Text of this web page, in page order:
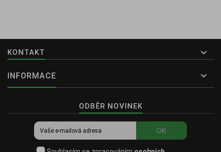
KONTAKT 
INFORMACE 
ODBĚR NOVINEK
OK